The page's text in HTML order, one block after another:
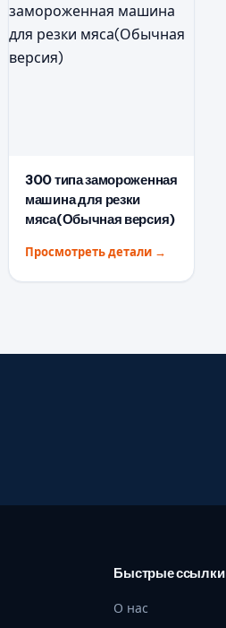
300 типа замороженная
машина для резки
мяса(Обычная версия)
Просмотреть детали →
Быстрые ссылки
О нас